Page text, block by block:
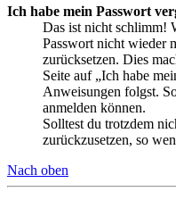
Ich habe mein Passwort
Das ist nicht schlimm!
Passwort nicht wieder
zurücksetzen. Dies
Seite auf „Ich habe
Anweisungen folgst.
anmelden können.
Solltest du trotzdem
zurückzusetzen, so
Nach oben